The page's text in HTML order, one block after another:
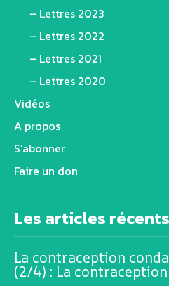
– Lettres 2023
– Lettres 2022
– Lettres 2021
– Lettres 2020
Vidéos
A propos
S’abonner
Faire un don
Les articles récents
La contraception
(2/4) : La